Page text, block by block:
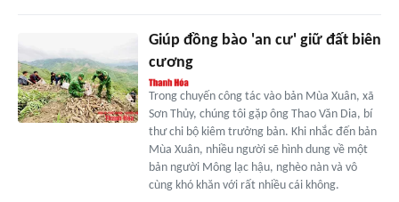
Giúp đồng bào 'an cư' giữ đất biên
cương
Trong chuyến công tác vào bản Mùa Xuân, xã
Sơn Thủy, chúng tôi gặp ông Thao Văn Dia, bí
thư chi bộ kiêm trưởng bản. Khi nhắc đến bản
Mùa Xuân, nhiều người sẽ hình dung về một
bản người Mông lạc hậu, nghèo nàn và vô
cùng khó khăn với rất nhiều cái không.